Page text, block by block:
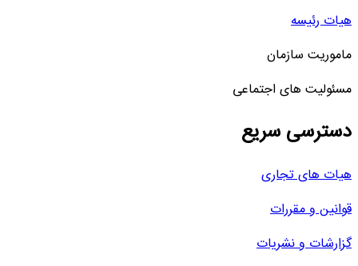
هیات رئیسه
ماموریت سازمان
مسئولیت های اجتماعی
دسترسی سریع
هیات های تجاری
قوانین و مقررات
گزارشات و نشریات